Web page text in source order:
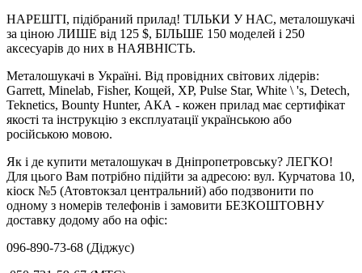
НАРЕШТІ, підібраний прилад! ТІЛЬКИ У НАС, металошукачі
за ціною ЛИШЕ від 125 $, БІЛЬШЕ 150 моделей і 250
аксесуарів до них в НАЯВНІСТЬ.
Металошукачі в Україні. Від провідних світових лідерів:
Garrett, Minelab, Fisher, Кощей, XP, Pulse Star, White \ 's, Detech,
Teknetics, Bounty Hunter, АКА - кожен прилад має сертифікат
якості та інструкцію з експлуатації українською або
російською мовою.
Як і де купити металошукач в Дніпропетровську? ЛЕГКО!
Для цього Вам потрібно підійти за адресою: вул. Курчатова 10,
кіоск №5 (Атовтокзал центральний) або подзвонити по
одному з номерів телефонів і замовити БЕЗКОШТОВНУ
доставку додому або на офіс:
096-890-73-68 (Діджус)